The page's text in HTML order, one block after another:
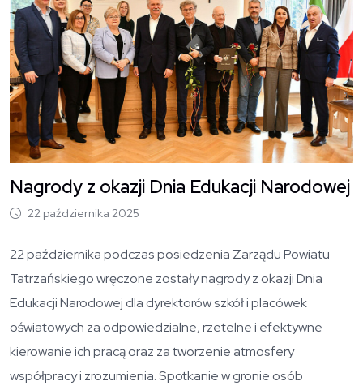
Nagrody z okazji Dnia Edukacji Narodowej
22 października 2025
22 października podczas posiedzenia Zarządu Powiatu
Tatrzańskiego wręczone zostały nagrody z okazji Dnia
Edukacji Narodowej dla dyrektorów szkół i placówek
oświatowych za odpowiedzialne, rzetelne i efektywne
kierowanie ich pracą oraz za tworzenie atmosfery
współpracy i zrozumienia. Spotkanie w gronie osób